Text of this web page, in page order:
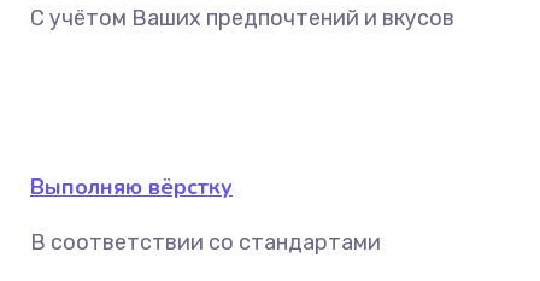
С учётом Ваших предпочтений и вкусов
Выполняю вёрстку
В соответствии со стандартами